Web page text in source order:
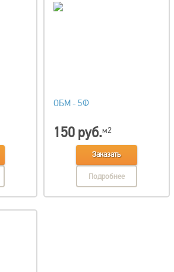
ОБМ - 5Ф
150 руб.м2
Заказать
Подробнее